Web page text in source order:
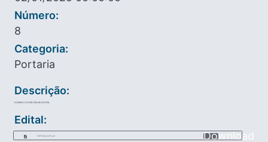
Número:
8
Categoria:
Portaria
Descrição:
NOMEIA CONTADORA MUNICIPAL.
Edital:
PORTARIA_2025.pdf Download